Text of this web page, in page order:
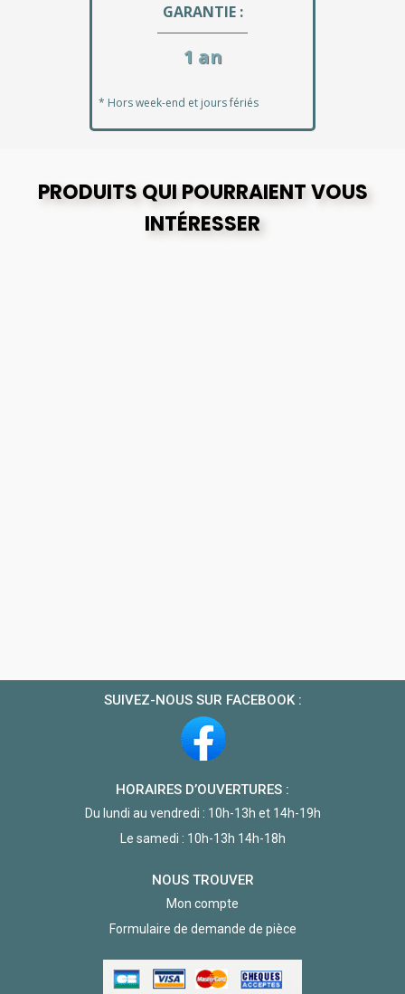
GARANTIE :
1 an
* Hors week-end et jours fériés
PRODUITS QUI POURRAIENT VOUS
INTÉRESSER
SUIVEZ-NOUS SUR FACEBOOK :
HORAIRES D’OUVERTURES :
Du lundi au vendredi : 10h-13h et 14h-19h
Le samedi : 10h-13h 14h-18h
NOUS TROUVER
Mon compte
Formulaire de demande de pièce